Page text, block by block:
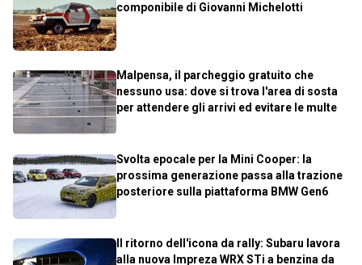
componibile di Giovanni Michelotti
Malpensa, il parcheggio gratuito che
nessuno usa: dove si trova l'area di sosta
per attendere gli arrivi ed evitare le multe
Svolta epocale per la Mini Cooper: la
prossima generazione passa alla trazione
posteriore sulla piattaforma BMW Gen6
Il ritorno dell'icona da rally: Subaru lavora
alla nuova Impreza WRX STi a benzina da